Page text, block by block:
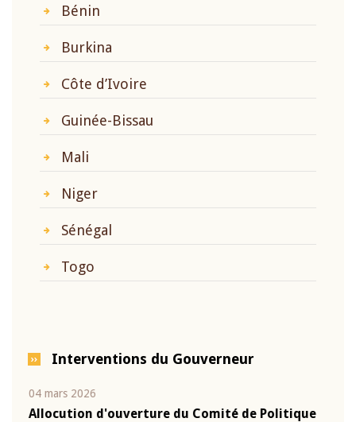
Bénin
Burkina
Côte d’Ivoire
Guinée-Bissau
Mali
Niger
Sénégal
Togo
Interventions du Gouverneur
04 mars 2026
Allocution d'ouverture du Comité de Politique